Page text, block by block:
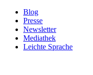
Blog
Presse
Newsletter
Mediathek
Leichte Sprache